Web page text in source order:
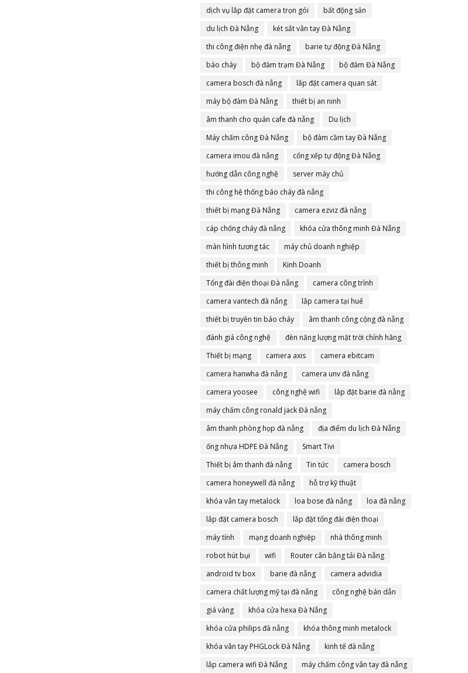
dịch vụ lắp đặt camera trọn gói
bất động sản
du lịch Đà Nẵng
két sắt vân tay Đà Nẵng
thi công điện nhẹ đà nẵng
barie tự động Đà Nẵng
báo cháy
bộ đàm trạm Đà Nẵng
bộ đàm Đà Nẵng
camera bosch đà nẵng
lắp đặt camera quan sát
máy bộ đàm Đà Nẵng
thiết bị an ninh
âm thanh cho quán cafe đà nẵng
Du lịch
Máy chấm công Đà Nẵng
bộ đàm cầm tay Đà Nẵng
camera imou đà nẵng
cổng xếp tự động Đà Nẵng
hướng dẫn công nghệ
server máy chủ
thi công hệ thống báo cháy đà nẵng
thiết bị mạng Đà Nẵng
camera ezviz đà nẵng
cáp chống cháy đà nẵng
khóa cửa thông minh Đà Nẵng
màn hình tương tác
máy chủ doanh nghiệp
thiết bị thông minh
Kinh Doanh
Tổng đài điện thoại Đà nẵng
camera công trình
camera vantech đà nẵng
lắp camera tại huế
thiết bị truyền tin báo cháy
âm thanh công cộng đà nẵng
đánh giá công nghệ
đèn năng lượng mặt trời chính hãng
Thiết bị mạng
camera axis
camera ebitcam
camera hanwha đà nẵng
camera unv đà nẵng
camera yoosee
công nghệ wifi
lắp đặt barie đà nẵng
máy chấm công ronald jack Đà nẵng
âm thanh phòng họp đà nẵng
địa điểm du lịch Đà Nẵng
ống nhựa HDPE Đà Nẵng
Smart Tivi
Thiết bị âm thanh đà nẵng
Tin tức
camera bosch
camera honeywell đà nẵng
hỗ trợ kỹ thuật
khóa vân tay metalock
loa bose đà nẵng
loa đà nẵng
lắp đặt camera bosch
lắp đặt tổng đài điện thoại
máy tính
mạng doanh nghiệp
nhà thông minh
robot hút bụi
wifi
Router cân bằng tải Đà nẵng
android tv box
barie đà nẵng
camera advidia
camera chất lượng mỹ tại đà nẵng
công nghệ bán dẫn
giá vàng
khóa cửa hexa Đà Nẵng
khóa cửa philips đà nẵng
khóa thông minh metalock
khóa vân tay PHGLock Đà Nẵng
kinh tế đà nẵng
lắp camera wifi Đà Nẵng
máy chấm công vân tay đà nẵng